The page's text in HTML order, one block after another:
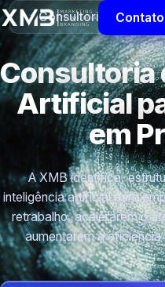
Contato
Consultoria de
Consultoria
Artificial
em
A XMB identifica,
inteligência artificial para
retrabalho, acelerarem o
aumentarem a